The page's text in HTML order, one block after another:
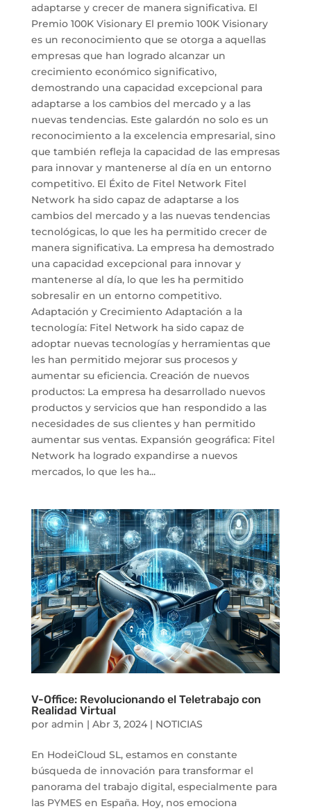
adaptarse y crecer de manera significativa. El
Premio 100K Visionary El premio 100K Visionary
es un reconocimiento que se otorga a aquellas
empresas que han logrado alcanzar un
crecimiento económico significativo,
demostrando una capacidad excepcional para
adaptarse a los cambios del mercado y a las
nuevas tendencias. Este galardón no solo es un
reconocimiento a la excelencia empresarial, sino
que también refleja la capacidad de las empresas
para innovar y mantenerse al día en un entorno
competitivo. El Éxito de Fitel Network Fitel
Network ha sido capaz de adaptarse a los
cambios del mercado y a las nuevas tendencias
tecnológicas, lo que les ha permitido crecer de
manera significativa. La empresa ha demostrado
una capacidad excepcional para innovar y
mantenerse al día, lo que les ha permitido
sobresalir en un entorno competitivo.
Adaptación y Crecimiento Adaptación a la
tecnología: Fitel Network ha sido capaz de
adoptar nuevas tecnologías y herramientas que
les han permitido mejorar sus procesos y
aumentar su eficiencia. Creación de nuevos
productos: La empresa ha desarrollado nuevos
productos y servicios que han respondido a las
necesidades de sus clientes y han permitido
aumentar sus ventas. Expansión geográfica: Fitel
Network ha logrado expandirse a nuevos
mercados, lo que les ha...
V-Office: Revolucionando el Teletrabajo con
Realidad Virtual
por admin | Abr 3, 2024| NOTICIAS
En HodeiCloud SL, estamos en constante
búsqueda de innovación para transformar el
panorama del trabajo digital, especialmente para
las PYMES en España. Hoy, nos emociona